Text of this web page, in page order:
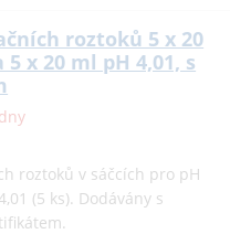
roztoků 5 x 20
5 x 20 ml pH 4,01, s
roztoků v sáčcích pro pH
(5 ks). Dodávány s